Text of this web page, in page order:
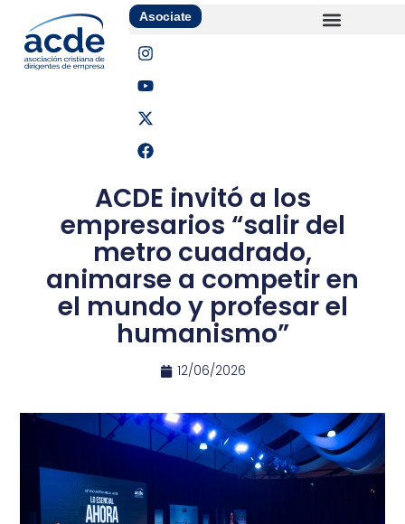
Asociate
ACDE invitó a los
empresarios “salir del
metro cuadrado,
animarse a competir en
el mundo y profesar el
humanismo”
12/06/2026